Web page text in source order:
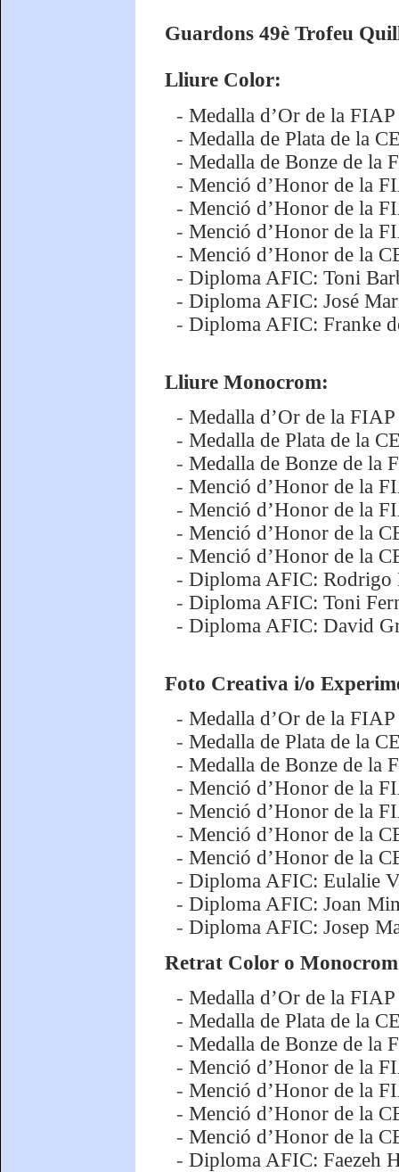
Guardons 49è Trofeu
Lliure Color:
- Medalla d’Or de la
- Medalla de Plata de la
- Medalla de Bonze de la
- Menció d’Honor de la
- Menció d’Honor de la
- Menció d’Honor de la
- Menció d’Honor de la
- Diploma AFIC: Toni
- Diploma AFIC: José
- Diploma AFIC: Franke
Lliure Monocrom:
- Medalla d’Or de la
- Medalla de Plata de la
- Medalla de Bonze de la
- Menció d’Honor de la
- Menció d’Honor de la
- Menció d’Honor de la
- Menció d’Honor de la
- Diploma AFIC: Rodrigo
- Diploma AFIC: Toni
- Diploma AFIC: David
Foto Creativa i/o
- Medalla d’Or de la
- Medalla de Plata de la
- Medalla de Bonze de la
- Menció d’Honor de la
- Menció d’Honor de la
- Menció d’Honor de la
- Menció d’Honor de la
- Diploma AFIC: Eulalie
- Diploma AFIC: Joan
- Diploma AFIC: Josep
Retrat Color o
- Medalla d’Or de la
- Medalla de Plata de la
- Medalla de Bonze de la
- Menció d’Honor de la
- Menció d’Honor de la
- Menció d’Honor de la
- Menció d’Honor de la
- Diploma AFIC: Faezeh